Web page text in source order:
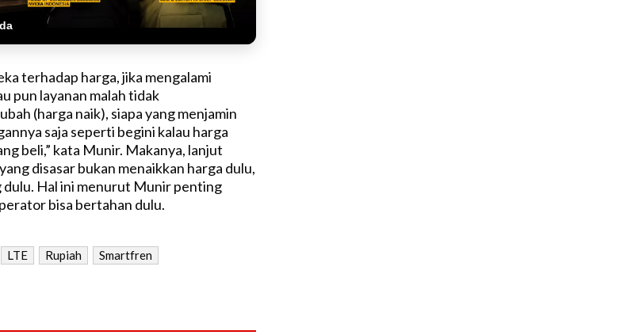
terhadap harga, jika mengalami
pun layanan malah tidak
(harga naik), siapa yang menjamin
saja seperti begini kalau harga
beli,” kata Munir. Makanya, lanjut
disasar bukan menaikkan harga dulu,
Hal ini menurut Munir penting
bisa bertahan dulu.
LTE Rupiah Smartfren